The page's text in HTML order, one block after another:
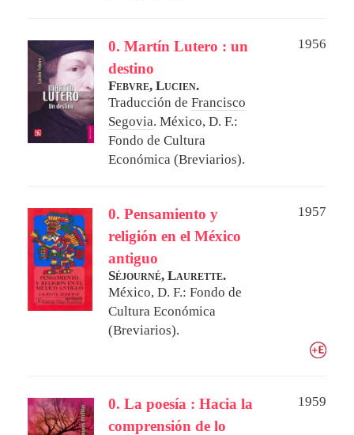
0. Martín Lutero : un
destino
1956
Febvre, Lucien.
Traducción de Francisco
Segovia. México, D. F.:
Fondo de Cultura
Económica (Breviarios).
0. Pensamiento y
religión en el México
antiguo
1957
Séjourné, Laurette.
México, D. F.: Fondo de
Cultura Económica
(Breviarios).
0. La poesía : Hacia la
comprensión de lo
1959